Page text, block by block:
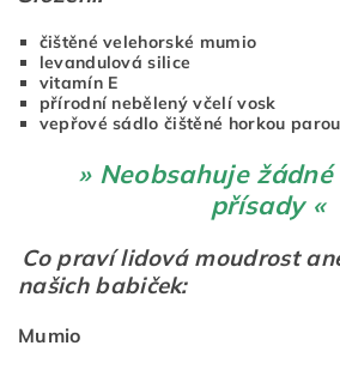
čištěné velehorské mumio
levandulová silice
vitamín E
přírodní nebělený včelí vosk
vepřové sádlo čištěné horkou parou
» Neobsahuje
přísady «
Co praví lidová moudrost
našich babiček:
Mumio